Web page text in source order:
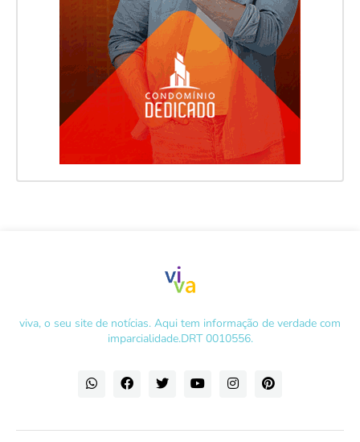
viva, o seu site de notícias. Aqui tem informação de verdade com
imparcialidade.DRT 0010556.